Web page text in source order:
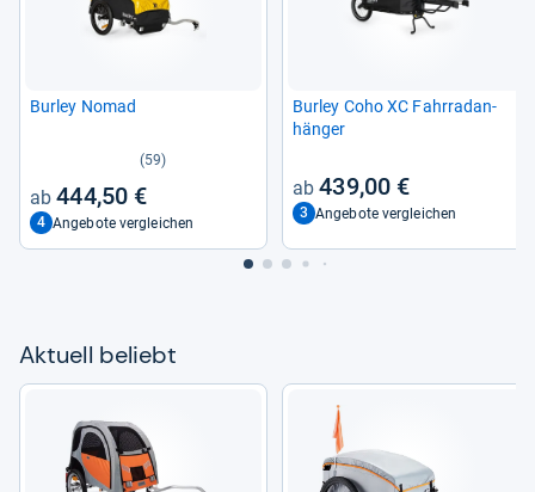
Bur­ley Nomad
(59)
444,50 €
4 Angebote vergleichen
Bur­ley Coho XC Fahr­rad­an­
hän­ger
439,00 €
3 Angebote vergleichen
Aktu­ell beliebt